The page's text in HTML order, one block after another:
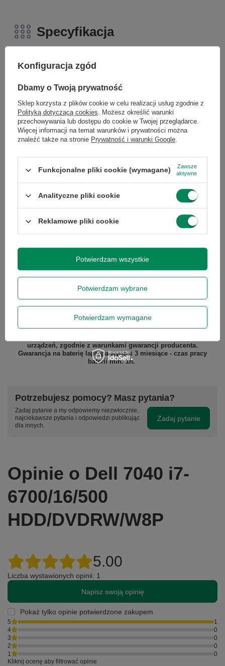
Specyfikacja
Marka Dell
Gwarancja
Gwarancja na 12
miesięcy
Stan Używany
Stan
opakowania
zastępcze
Gwarantujemy naprawę lub wymianę sprzętu do 12 miesięcy od
daty zakupu. Prosimy o kontakt telefoniczny ze sklepem, aby
określić krótko naturę problemu, a następnie za pośrednictwem
formularza reklamacji, proszęzamówić kuriera lub paczkomat.
Gwarancja nie obejmuje lampy projektora, tuszy, tonerów,
urządzeń, zgodnie z warunkami gwarancji producenta.
Gwarancja na baterię laptopa wynosi 3 miesiące - czas pracy
baterii min. 1h.
Potrzebujesz pomocy? Masz pytania?
Zadaj pytanie a my odpowiemy niezwłocznie,
najciekawsze pytania i odpowiedzi publikując
dla innych.
Zadaj pytanie
Opinie o Dell 7040 i7-
6700/16/500
HDD/DVDRW/W8P
5.00
Liczba wystawionych opinii: 1
Napisz swoją opinię
Pokaż tylko opinie potwierdzone zakupem
5
1
4
0
3
0
2
0
1
0
Kliknij ocenę aby filtrować opinie
Konfiguracja zgód
Dbamy o Twoją prywatność
Sklep korzysta z plików cookie w celu realizacji usług zgodnie z
Polityką dotyczącą cookies. Możesz określić warunki
przechowywania lub dostępu do cookie w Twojej przeglądarce.
Więcej informacji na temat warunków i prywatności można
znaleźć także na stronie Prywatność i warunki Google.
Funkcjonalne pliki cookie (wymagane)
Zawsze
aktywne
Analityczne pliki cookie
Reklamowe pliki cookie
Potwierdzam wybrane
Potwierdzam wymagane
Potwierdzam wszystkie